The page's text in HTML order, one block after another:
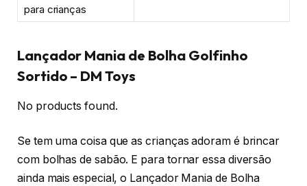
para crianças
Lançador Mania de Bolha Golfinho
Sortido – DM Toys
No products found.
Se tem uma coisa que as crianças adoram é brincar
com bolhas de sabão. E para tornar essa diversão
ainda mais especial, o Lançador Mania de Bolha